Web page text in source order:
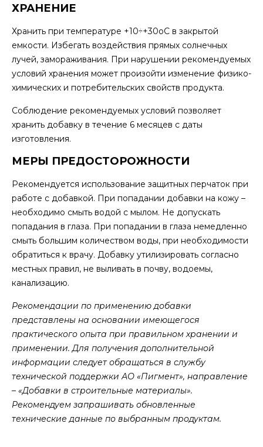
ХРАНЕНИЕ
Хранить при температуре +10÷+30оС в закрытой
емкости. Избегать воздействия прямых солнечных
лучей, замораживания. При нарушении рекомендуемых
условий хранения может произойти изменение физико-
химических и потребительских свойств продукта.
Соблюдение рекомендуемых условий позволяет
хранить добавку в течение 6 месяцев с даты
изготовления.
МЕРЫ ПРЕДОСТОРОЖНОСТИ
Рекомендуется использование защитных перчаток при
работе с добавкой. При попадании добавки на кожу –
необходимо смыть водой с мылом. Не допускать
попадания в глаза. При попадании в глаза немедленно
смыть большим количеством воды, при необходимости
обратиться к врачу. Добавку утилизировать согласно
местных правил, не выливать в почву, водоемы,
канализацию.
Рекомендации по применению добавки
представлены на основании имеющегося
практического опыта при правильном хранении и
применении. Для получения дополнительной
информации следует обращаться в службу
технической поддержки АО «Пигмент», направление
– «Добавки в строительные материалы».
Рекомендуем запрашивать обновленные
технические данные по выбранным продуктам.